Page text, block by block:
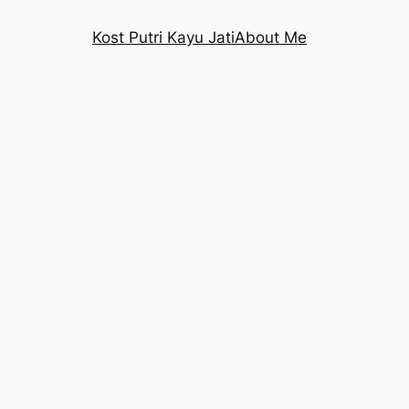
Kost Putri Kayu JatiAbout Me